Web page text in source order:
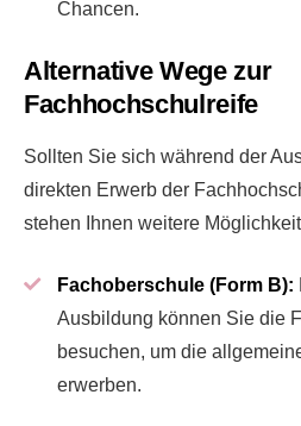
Chancen.
Alternative Wege zur
Fachhochschulreife
Sollten Sie sich während der
direkten Erwerb der
stehen Ihnen weitere
Fachoberschule (Form B):
Ausbildung können Sie die
besuchen, um die
erwerben.